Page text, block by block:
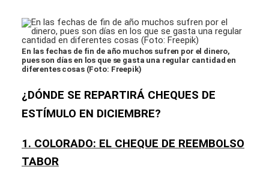
En las fechas de fin de año muchos sufren por el dinero,
pues son días en los que se gasta una regular cantidad en
diferentes cosas (Foto: Freepik)
¿DÓNDE SE REPARTIRÁ CHEQUES DE
ESTÍMULO EN DICIEMBRE?
1. COLORADO: EL CHEQUE DE REEMBOLSO
TABOR